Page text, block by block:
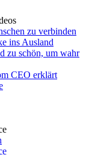
zu verbinden
ins Ausland
zu schön, um wahr
CEO erklärt